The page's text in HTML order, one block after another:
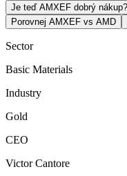
Je teď AMXEF dobrý nákup?
Porovnej AMXEF vs AMD
Sector
Basic Materials
Industry
Gold
CEO
Victor Cantore